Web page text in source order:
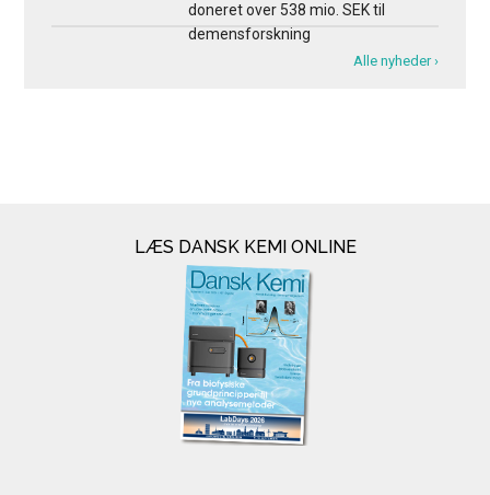
doneret over 538 mio. SEK til
demensforskning
Alle nyheder ›
LÆS DANSK KEMI ONLINE